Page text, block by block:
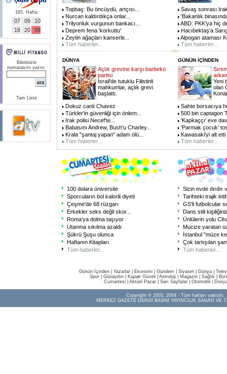
165. Hafta
07 09
10
18
20 09
Biletinizin
numarasını yazın.
Tam Liste
Topbaş: Bu öncüydü, artçısı
Nurcan kaldırdıkça onlar...
Trilyonluk vurgunun bankacı
Deprem fena 'korkuttu'
Zeytin ağaçları kanserle
Tüm haberler...
Savaş sonrası
'Bakanlık
ABD: PKK'ya hiç
Hacıbektaş'a
Alpogan ataması
Tüm haberler...
DÜNYA
Açlık grevine karşı barbekü
partisi
İsrail'de tutuklu Filistinli
mahkumlar, açlık grevi
başlattı.
Dokuz canlı Chavez
Türkler'in güvenliği için önlem
Irak polisi Necef'te
Babasını Andrew, Bush'u Charley...
Krala "şantaj yapan" adam ölü
Tüm haberler...
GÜNÜN İÇİNDEN
Yeni
olan
Sahte borsacıya
500 bin captagon
'Kapkaççı' eve
'Parmak çocuk'
Kawasaki'yi alt etti
Tüm haberler...
100 dolara üniversite
Sporcuların bol kalorili diyeti
Çeşme'de 68 rüzgarı
Erkekler seks değil skor...
Roma'ya dolma taşıyor
Utanma sıkılma azaldı
Şükrü Şuşu olunca
Haftanın Kitapları
Tüm haberler...
Sizin evde dırdır
Tarihteki trajik
GS'li futbolcular
Dans stili
Ünlülerin yolu
Mucize yaratan
İstanbul "müze
Çok tartışılan
Tüm haberler...
Günün İçinden Yazarlar Ekonomi Gündem Siyaset Dünya |
Spor
Günaydın Kapak Güzeli Astroloji Magazin Sağlık
Cumartesi| Aktüel Pazar| Sarı Sayfalar| Otomobil
Copyright © 2003, 2004 - Tüm hakları saklıdır.
MERKEZ GAZETE DERGİ BASIM YAYINCILIK SANAYİ VE